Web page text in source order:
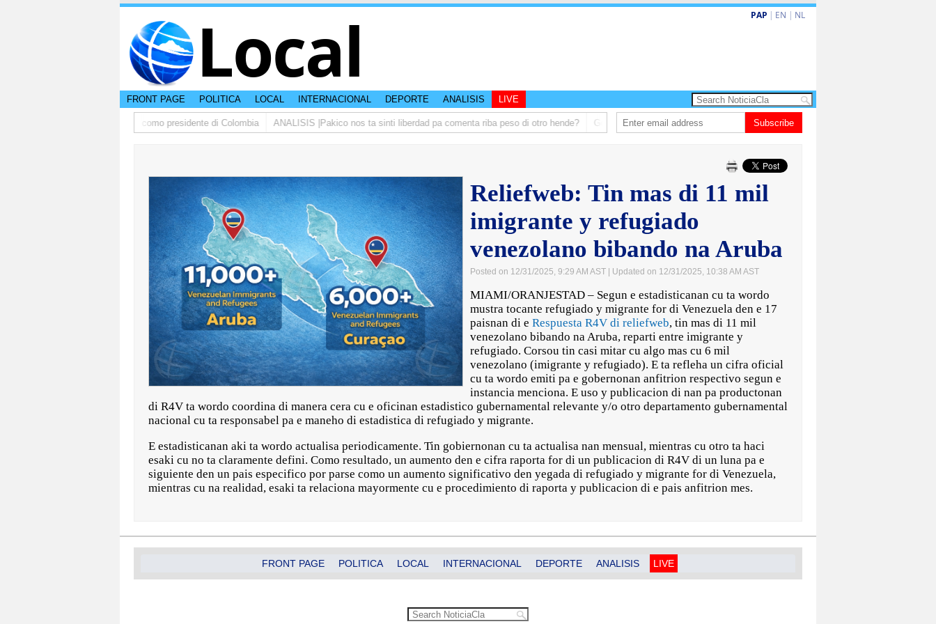
Local PAP | EN | NL
FRONT PAGE POLITICA LOCAL INTERNACIONAL DEPORTE ANALISIS LIVE
de la Espriella a huramenta como presidente di Colombia ANALISIS |Pakico nos ta sinti liberdad pa comenta riba peso di otro hende? Gobierno ta amplia ayudo financiero pa famianan cu menos recurso
Subscribe
Reliefweb: Tin mas di 11 mil
imigrante y refugiado
venezolano bibando na Aruba
Posted on 12/31/2025, 9:29 AM AST | Updated on 12/31/2025, 10:38 AM AST
MIAMI/ORANJESTAD – Segun e estadisticanan cu ta wordo
mustra tocante refugiado y migrante for di Venezuela den e 17
paisnan di e Respuesta R4V di reliefweb, tin mas di 11 mil
venezolano bibando na Aruba, reparti entre imigrante y
refugiado. Corsou tin casi mitar cu algo mas cu 6 mil
venezolano (imigrante y refugiado). E ta refleha un cifra oficial
cu ta wordo emiti pa e gobernonan anfitrion respectivo segun e
instancia menciona. E uso y publicacion di nan pa productonan
di R4V ta wordo coordina di manera cera cu e oficinan estadistico gubernamental relevante y/o otro departamento gubernamental
nacional cu ta responsabel pa e maneho di estadistica di refugiado y migrante.
E estadisticanan aki ta wordo actualisa periodicamente. Tin gobiernonan cu ta actualisa nan mensual, mientras cu otro ta haci
esaki cu no ta claramente defini. Como resultado, un aumento den e cifra raporta for di un publicacion di R4V di un luna pa e
siguiente den un pais especifico por parse como un aumento significativo den yegada di refugiado y migrante for di Venezuela,
mientras cu na realidad, esaki ta relaciona mayormente cu e procedimiento di raporta y publicacion di e pais anfitrion mes.
FRONT PAGE POLITICA LOCAL INTERNACIONAL DEPORTE ANALISIS LIVE